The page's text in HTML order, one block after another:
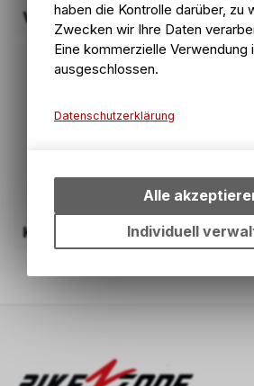
Variostützen
Kleinteile
haben die Kontrolle darüber, zu
Zwecken wir Ihre Daten
Eine kommerzielle Verwendung
ausgeschlossen.
Datenschutzerklärung
bestimmte
Einstellungen auf
um die
Funktionen
Informationen
Alle
Individuell